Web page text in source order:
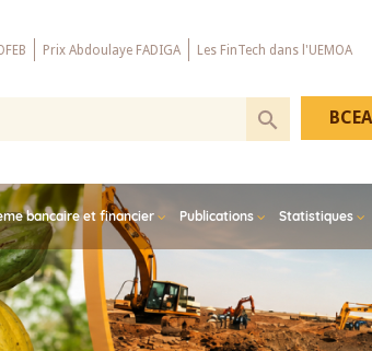
Prix Abdoulaye FADIGA Les FinTech dans l'UEMOA
bancaire et financier Publications Statistiques